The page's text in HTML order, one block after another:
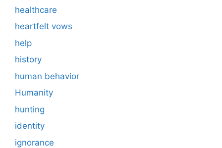
healthcare
heartfelt vows
help
history
human behavior
Humanity
hunting
identity
ignorance